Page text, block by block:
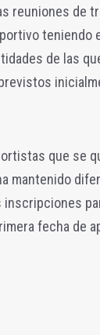
reuniones de
teniendo
de las
que se
mantenido
fecha de